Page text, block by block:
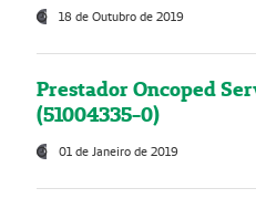
18 de Outubro de 2019
Prestador Oncoped
(51004335-0)
01 de Janeiro de 2019